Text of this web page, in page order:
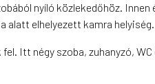
nyíló közlekedőhöz.
alatt elhelyezett kamra helyiség.
Itt négy szoba, zuhanyzó,